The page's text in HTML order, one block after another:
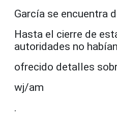
García se encuentra
Hasta el cierre de
autoridades no habían
ofrecido detalles
wj/am
.